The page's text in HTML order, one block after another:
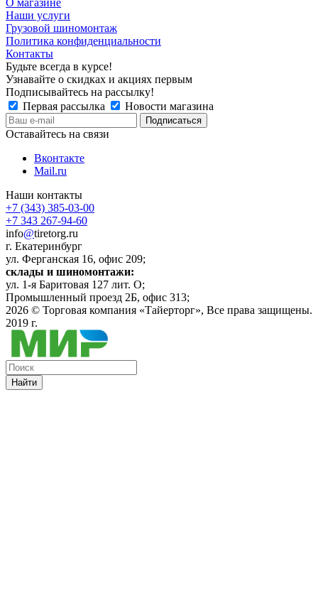
О магазине
Наши услуги
Грузовой шиномонтаж
Политика конфиденциальности
Контакты
Будьте всегда в курсе!
Узнавайте о скидках и акциях первым
Подписывайтесь на рассылку!
Первая рассылка
Новости магазина
Оставайтесь на связи
Вконтакте
Mail.ru
Наши контакты
+7 (343) 385-03-00
+7 343 267-94-60
info@tiretorg.ru
г. Екатеринбург
ул. Ферганская 16, офис 209;
склады и шиномонтажи:
ул. 1-я Баритовая 127 лит. О;
Промышленный проезд 2Б, офис 313;
2026 © Торговая компания «Тайерторг», Все права защищены.
2019 г.
Найти